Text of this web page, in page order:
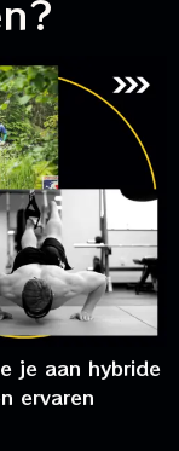
je aan hybride
ervaren